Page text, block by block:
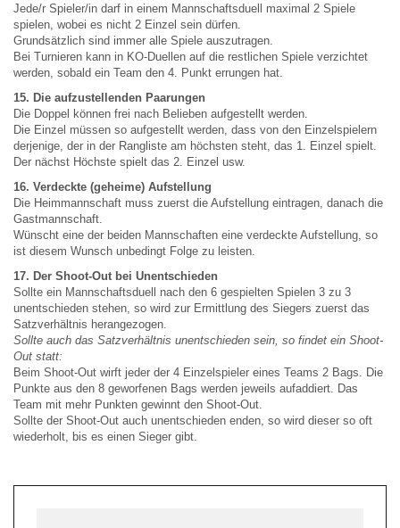
Jede/r Spieler/in darf in einem Mannschaftsduell maximal 2 Spiele
spielen, wobei es nicht 2 Einzel sein dürfen.
Grundsätzlich sind immer alle Spiele auszutragen.
Bei Turnieren kann in KO-Duellen auf die restlichen Spiele verzichtet
werden, sobald ein Team den 4. Punkt errungen hat.
15. Die aufzustellenden Paarungen
Die Doppel können frei nach Belieben aufgestellt werden.
Die Einzel müssen so aufgestellt werden, dass von den Einzelspielern
derjenige, der in der Rangliste am höchsten steht, das 1. Einzel spielt.
Der nächst Höchste spielt das 2. Einzel usw.
16. Verdeckte (geheime) Aufstellung
Die Heimmannschaft muss zuerst die Aufstellung eintragen, danach die
Gastmannschaft.
Wünscht eine der beiden Mannschaften eine verdeckte Aufstellung, so
ist diesem Wunsch unbedingt Folge zu leisten.
17. Der Shoot-Out bei Unentschieden
Sollte ein Mannschaftsduell nach den 6 gespielten Spielen 3 zu 3
unentschieden stehen, so wird zur Ermittlung des Siegers zuerst das
Satzverhältnis herangezogen.
Sollte auch das Satzverhältnis unentschieden sein, so findet ein Shoot-
Out statt:
Beim Shoot-Out wirft jeder der 4 Einzelspieler eines Teams 2 Bags. Die
Punkte aus den 8 geworfenen Bags werden jeweils aufaddiert. Das
Team mit mehr Punkten gewinnt den Shoot-Out.
Sollte der Shoot-Out auch unentschieden enden, so wird dieser so oft
wiederholt, bis es einen Sieger gibt.